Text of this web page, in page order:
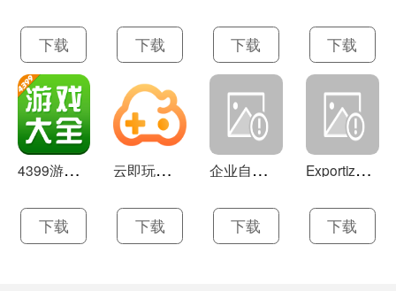
下载 下载 下载 下载
4
399游戏盒 官方下载 7.9.1
下载
云
即玩游戏盒 1.0.5.4
下载
企
业自助建站系统 9.0
下载
E
xportizer 9.0.8
下载